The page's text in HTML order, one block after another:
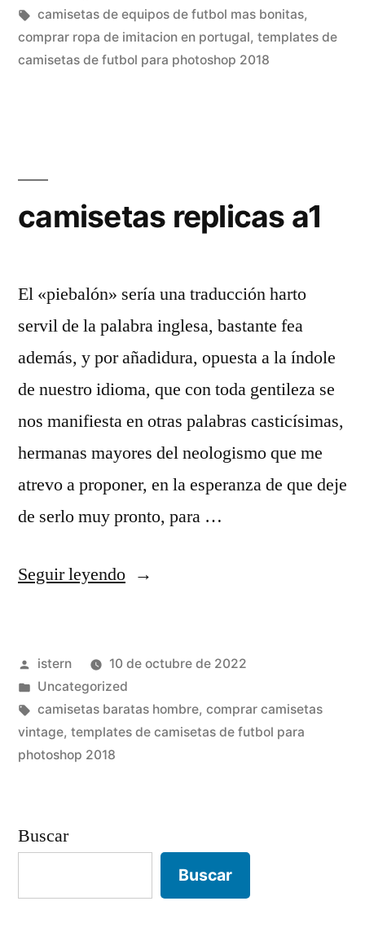
en
Etiquetas:
camisetas de equipos de futbol mas bonitas,
comprar ropa de imitacion en portugal, templates de
camisetas de futbol para photoshop 2018
camisetas replicas a1
El «piebalón» sería una traducción harto
servil de la palabra inglesa, bastante fea
además, y por añadidura, opuesta a la índole
de nuestro idioma, que con toda gentileza se
nos manifiesta en otras palabras casticísimas,
hermanas mayores del neologismo que me
atrevo a proponer, en la esperanza de que deje
de serlo muy pronto, para …
Seguir leyendo«camisetas
Publicado
por
istern
10 de octubre de 2022
Publicado
en
Uncategorized
Etiquetas:
camisetas baratas hombre, comprar camisetas
vintage, templates de camisetas de futbol para
photoshop 2018
Buscar
Buscar